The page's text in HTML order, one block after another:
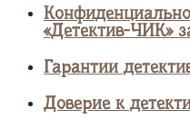
«Детектив-ЧИК»
Гарантии
Доверие к